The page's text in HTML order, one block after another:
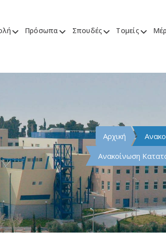
Πρόσωπα Σπουδές Τομείς
Αρχική
Ανακοίνωση